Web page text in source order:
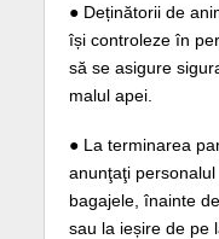
● Deținătorii de
își controleze în
să se asigure
malul apei.
● La terminarea
anunţaţi
bagajele, înainte
sau la ieșire de pe